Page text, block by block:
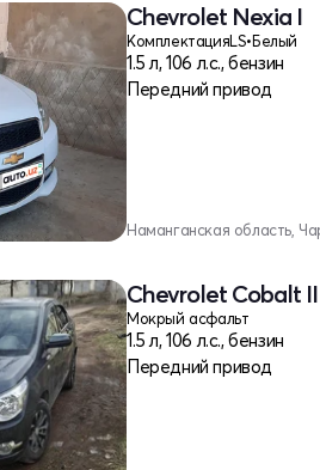
Chevrolet Nexia I
КомплектацияLS•Белый
1.5 л, 106 л.с., бензин
Передний привод
Наманганская область,
Chevrolet Cobalt II
Мокрый асфальт
1.5 л, 106 л.с., бензин
Передний привод